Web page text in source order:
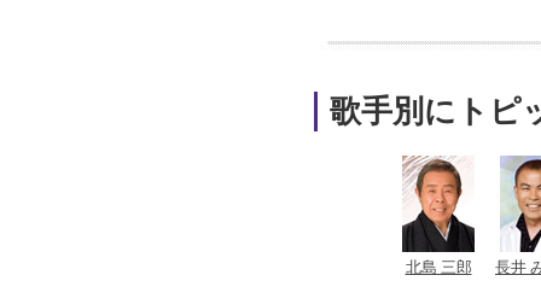
歌手別にトピ
北島 三郎 長井